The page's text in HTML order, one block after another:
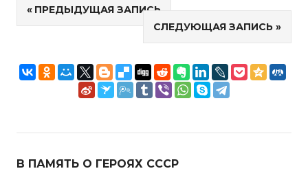
Навигация
записям
ПРЕДЫДУЩАЯ ЗАПИСЬ
СЛЕДУЮЩАЯ ЗАПИСЬ
В ПАМЯТЬ О ГЕРОЯХ СССР